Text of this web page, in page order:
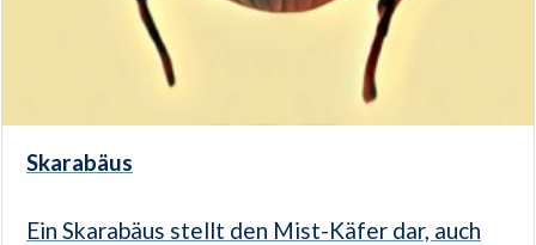
Skarabäus
Ein Skarabäus stellt den Mist-Käfer dar, auch